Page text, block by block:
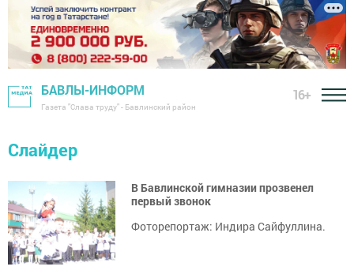
БАВЛЫ-ИНФОРМ
Газета "Слава труду" - Бавлинский район
16+
Слайдер
В Бавлинской гимназии прозвенел
первый звонок
Фоторепортаж: Индира Сайфуллина.